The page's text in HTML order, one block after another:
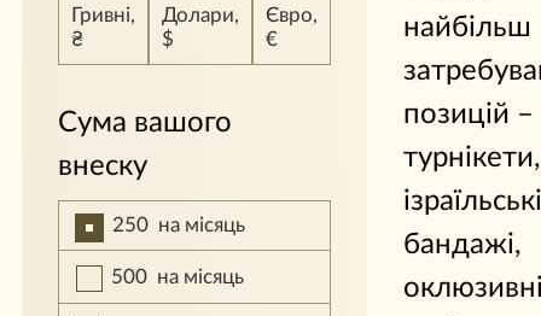
найбільш
позицій –
турнікети,
ізраїльські
бандажі,
Гривні,
₴
Долари,
$
Євро,
€
Сума вашого
внеску
250 на місяць
500 на місяць